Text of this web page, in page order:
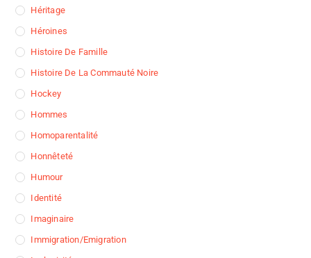
Héritage
Héroines
Histoire De Famille
Histoire De La Commauté Noire
Hockey
Hommes
Homoparentalité
Honnêteté
Humour
Identité
Imaginaire
Immigration/Emigration